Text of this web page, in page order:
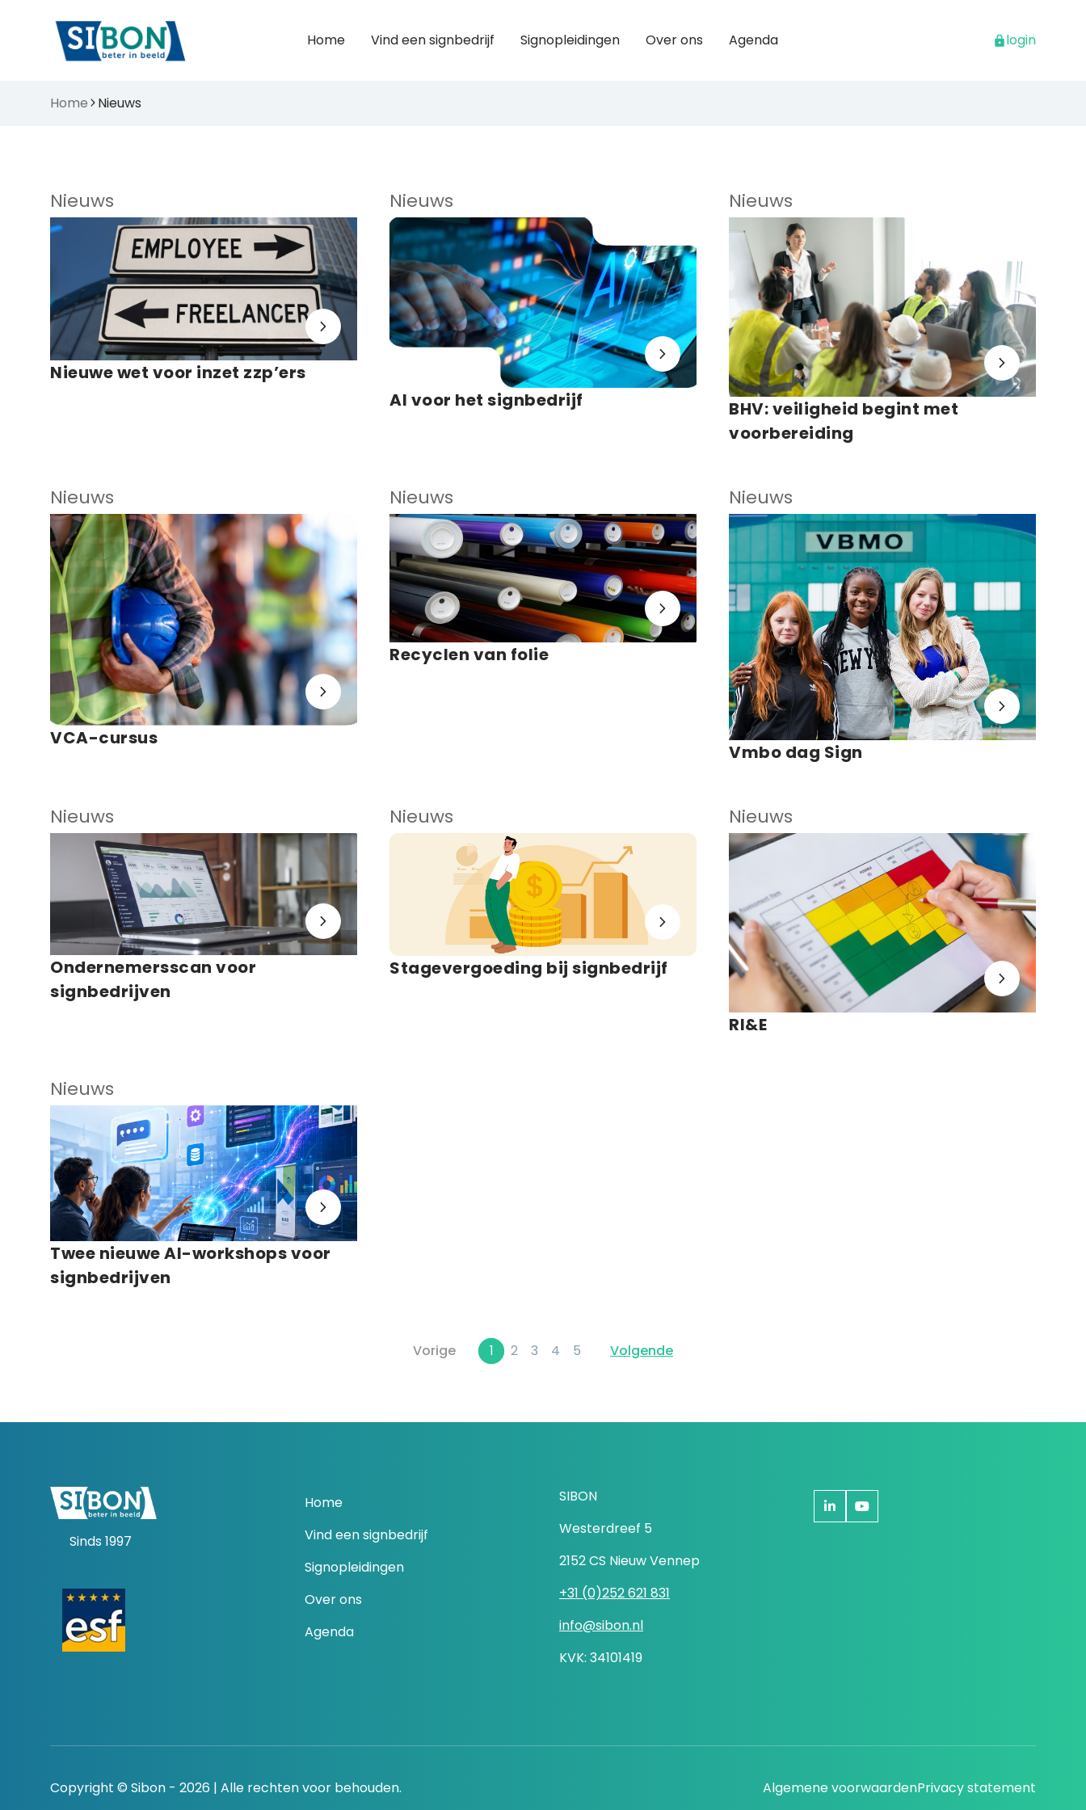
Home Vind een signbedrijf Signopleidingen Over ons Agenda login
Home Nieuws
Nieuws
Nieuwe wet voor inzet zzp’ers
Nieuws
AI voor het signbedrijf
Nieuws
BHV: veiligheid begint met
voorbereiding
Nieuws
VCA-cursus
Nieuws
Recyclen van folie
Nieuws
Vmbo dag Sign
Nieuws
Ondernemersscan voor
signbedrijven
Nieuws
Stagevergoeding bij signbedrijf
Nieuws
RI&E
Nieuws
Twee nieuwe AI-workshops voor
signbedrijven
Vorige 1 2 3 4 5 Volgende
Sinds 1997
Home
Vind een signbedrijf
Signopleidingen
Over ons
Agenda
SIBON
Westerdreef 5
2152 CS Nieuw Vennep
+31 (0)252 621 831
info@sibon.nl
KVK: 34101419
Copyright © Sibon - 2026 | Alle rechten voor behouden. Algemene voorwaardenPrivacy statement